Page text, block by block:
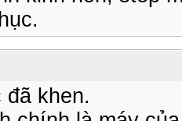
khen.